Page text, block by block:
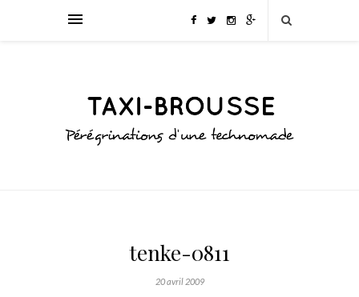
tenke-0811
20 avril 2009